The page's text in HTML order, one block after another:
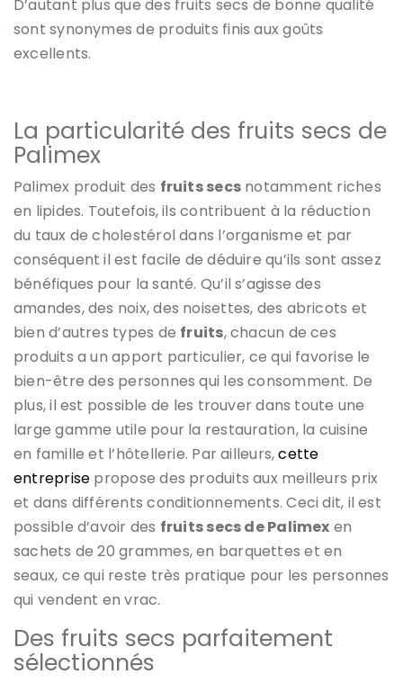
D’autant plus que des fruits secs de bonne qualité
sont synonymes de produits finis aux goûts
excellents.
La particularité des fruits secs de
Palimex
Palimex produit des fruits secsnotamment riches
en lipides. Toutefois, ils contribuent à la réduction
du taux de cholestérol dans l’organisme et par
conséquent il est facile de déduire qu’ils sont assez
bénéfiques pour la santé. Qu’il s’agisse des
amandes, des noix, des noisettes, des abricots et
bien d’autres types de fruits, chacun de ces
produits a un apport particulier, ce qui favorise le
bien-être des personnes qui les consomment. De
plus, il est possible de les trouver dans toute une
large gamme utile pour la restauration, la cuisine
en famille et l’hôtellerie. Par ailleurs,cette
entreprise propose des produits aux meilleurs prix
et dans différents conditionnements. Ceci dit, il est
possible d’avoir des fruits secs de Palimex en
sachets de 20 grammes, en barquettes et en
seaux, ce qui reste très pratique pour les personnes
qui vendent en vrac.
Des fruits secs parfaitement
sélectionnés